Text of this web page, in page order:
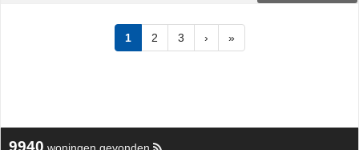
1 2 3 › »
9940 woningen gevonden